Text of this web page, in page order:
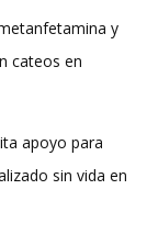
y
cateos en
apoyo para
sin vida en